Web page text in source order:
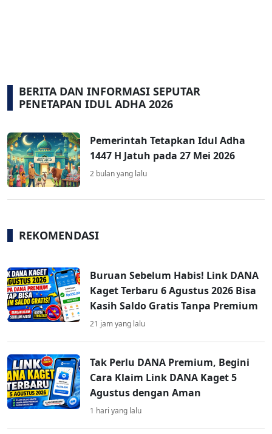
BERITA DAN INFORMASI SEPUTAR
PENETAPAN IDUL ADHA 2026
Pemerintah Tetapkan Idul Adha
1447 H Jatuh pada 27 Mei 2026
2 bulan yang lalu
REKOMENDASI
Buruan Sebelum Habis! Link DANA
Kaget Terbaru 6 Agustus 2026 Bisa
Kasih Saldo Gratis Tanpa Premium
21 jam yang lalu
Tak Perlu DANA Premium, Begini
Cara Klaim Link DANA Kaget 5
Agustus dengan Aman
1 hari yang lalu